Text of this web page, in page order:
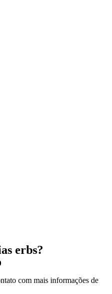
erbs?
com mais informações de